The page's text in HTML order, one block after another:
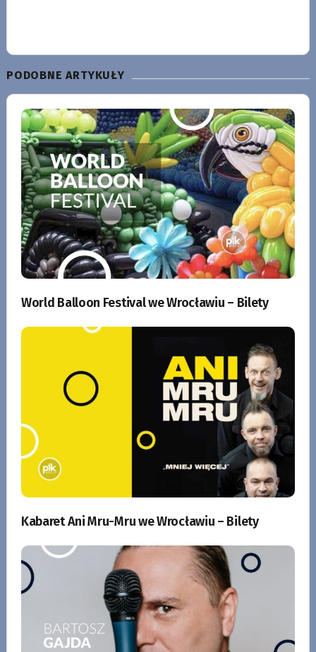
PODOBNE ARTYKUŁY
World Balloon Festival we Wrocławiu – Bilety
Kabaret Ani Mru-Mru we Wrocławiu – Bilety